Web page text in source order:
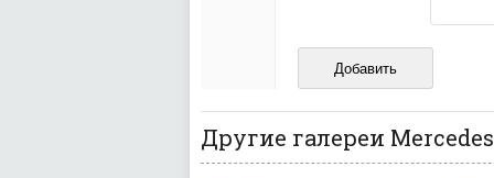
Не размещайте
И запаситесь терпением,
ваш отзыв может
Другие галереи